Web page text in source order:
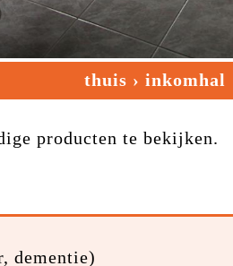
thuis ›inkomhal
producten te bekijken.
dementie)